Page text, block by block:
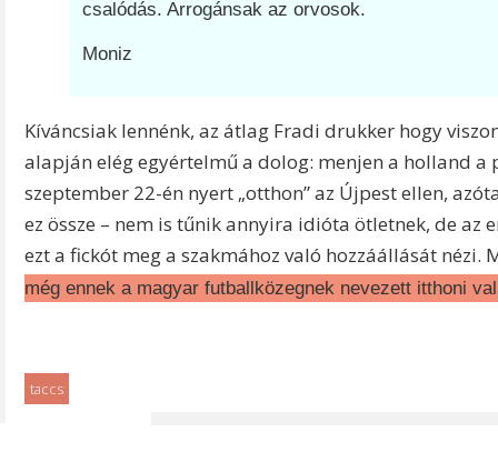
csalódás. Arrogánsak az orvosok.
Moniz
Kíváncsiak lennénk, az átlag Fradi drukker hogy
alapján elég egyértelmű a dolog: menjen a holland a
szeptember 22-én nyert „otthon” az Újpest ellen,
ez össze – nem is tűnik annyira idióta ötletnek, de
ezt a fickót meg a szakmához való hozzáállását nézi.
még ennek a magyar futballközegnek nevezett itthoni
taccs